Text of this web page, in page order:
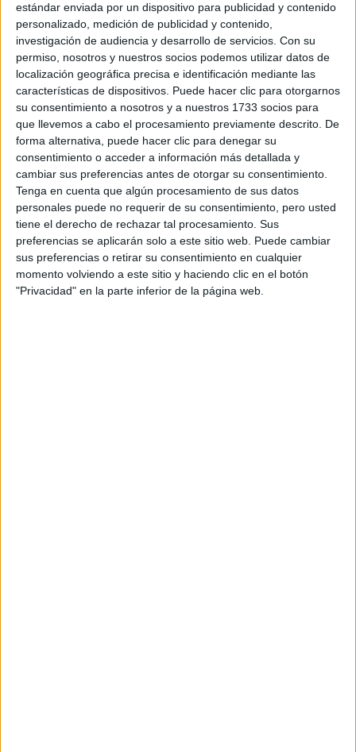
estándar enviada por un dispositivo para publicidad y contenido
personalizado, medición de publicidad y contenido,
investigación de audiencia y desarrollo de servicios. Con su
permiso, nosotros y nuestros socios podemos utilizar datos de
localización geográfica precisa e identificación mediante las
características de dispositivos. Puede hacer clic para otorgarnos
su consentimiento a nosotros y a nuestros 1733 socios para
que llevemos a cabo el procesamiento previamente descrito. De
forma alternativa, puede hacer clic para denegar su
consentimiento o acceder a información más detallada y
cambiar sus preferencias antes de otorgar su consentimiento.
Tenga en cuenta que algún procesamiento de sus datos
personales puede no requerir de su consentimiento, pero usted
tiene el derecho de rechazar tal procesamiento. Sus
preferencias se aplicarán solo a este sitio web. Puede cambiar
sus preferencias o retirar su consentimiento en cualquier
momento volviendo a este sitio y haciendo clic en el botón
"Privacidad" en la parte inferior de la página web.
F1
Fórmula E
F2 / F3 / F4
Resistencia
Indycar
Otros
Producto
Producto
Web pensada para poder ofrecer diferentes
productos propios y ajenos para que los
aficionados los puedan adquirir
Divulgación
Dossier
Webs